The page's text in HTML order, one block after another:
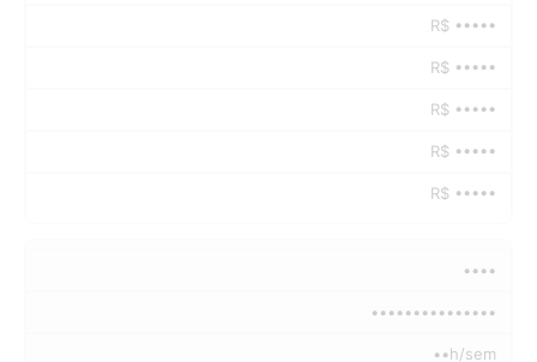
R$ •••••
R$ •••••
R$ •••••
R$ •••••
R$ •••••
••••
•••••••••••••••
••h/sem